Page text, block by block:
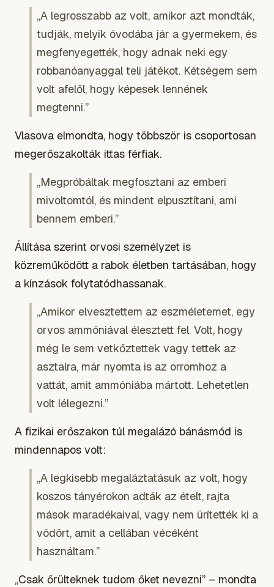
„A legrosszabb az volt, amikor azt mondták,
tudják, melyik óvodába jár a gyermekem, és
megfenyegették, hogy adnak neki egy
robbanóanyaggal teli játékot. Kétségem sem
volt afelől, hogy képesek lennének
megtenni.”
Vlasova elmondta, hogy többször is csoportosan
megerőszakolták ittas férfiak.
„Megpróbáltak megfosztani az emberi
mivoltomtól, és mindent elpusztítani, ami
bennem emberi.”
Állítása szerint orvosi személyzet is
közreműködött a rabok életben tartásában, hogy
a kínzások folytatódhassanak.
„Amikor elvesztettem az eszméletemet, egy
orvos ammóniával élesztett fel. Volt, hogy
még le sem vetkőztettek vagy tettek az
asztalra, már nyomta is az orromhoz a
vattát, amit ammóniába mártott. Lehetetlen
volt lélegezni.”
A fizikai erőszakon túl megalázó bánásmód is
mindennapos volt:
„A legkisebb megaláztatásuk az volt, hogy
koszos tányérokon adták az ételt, rajta
mások maradékaival, vagy nem ürítették ki a
vödört, amit a cellában vécéként
használtam.”
„Csak őrülteknek tudom őket nevezni” – mondta